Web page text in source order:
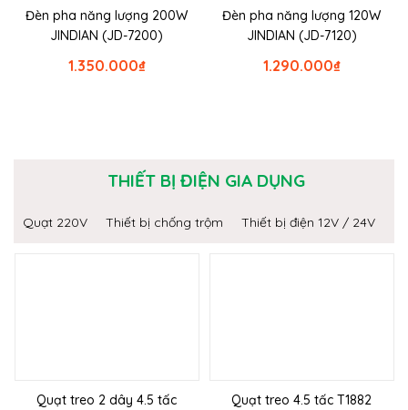
Đèn pha năng lượng 200W
JINDIAN (JD-7200)
₫
1.350.000
Đèn pha năng lượng 120W
JINDIAN (JD-7120)
₫
1.290.000
THIẾT BỊ ĐIỆN GIA DỤNG
Quạt 220V Thiết bị chống trộm Thiết bị điện 12V / 24V
Quạt treo 2 dây 4.5 tấc
Quạt treo 4.5 tấc T1882